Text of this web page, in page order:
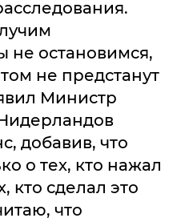
не остановимся,
не предстанут
Министр
добавив, что
о тех, кто нажал
кто сделал это
что